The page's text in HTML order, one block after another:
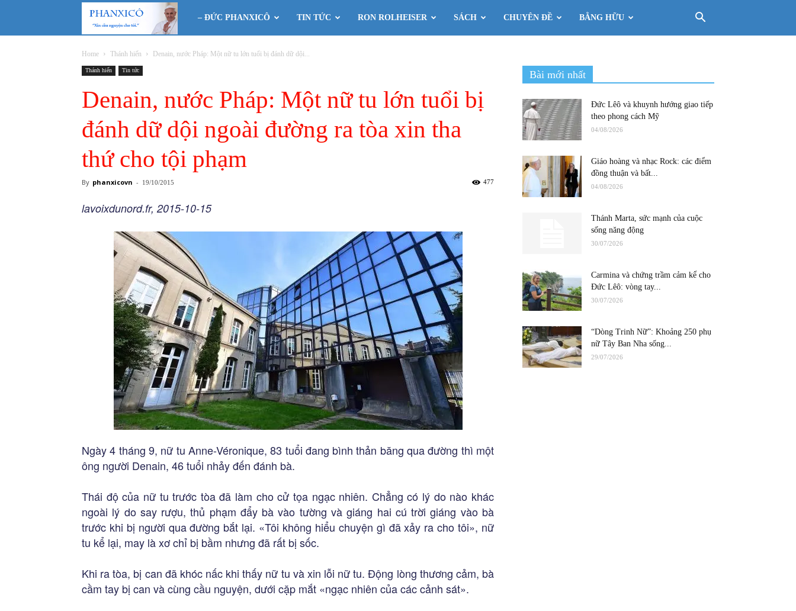
Phanxicô
– ĐỨC PHANXICÔ TIN TỨC RON ROLHEISER SÁCH CHUYÊN ĐỀ BẰNG HỮU
Home Thánh hiến Denain, nước Pháp: Một nữ tu lớn tuổi bị đánh dữ dội...
Thánh hiến Tin tức
Denain, nước Pháp: Một nữ tu lớn tuổi bị
đánh dữ dội ngoài đường ra tòa xin tha
thứ cho tội phạm
By phanxicovn - 19/10/2015 477
lavoixdunord.fr, 2015-10-15
Ngày 4 tháng 9, nữ tu Anne-Véronique, 83 tuổi đang bình thản băng qua đường thì một
ông người Denain, 46 tuổi nhảy đến đánh bà.
Thái độ của nữ tu trước tòa đã làm cho cử tọa ngạc nhiên. Chẳng có lý do nào khác
ngoài lý do say rượu, thủ phạm đẩy bà vào tường và giáng hai cú trời giáng vào bà
trước khi bị người qua đường bắt lại. «Tôi không hiểu chuyện gì đã xảy ra cho tôi», nữ
tu kể lại, may là xơ chỉ bị bầm nhưng đã rất bị sốc.
Khi ra tòa, bị can đã khóc nấc khi thấy nữ tu và xin lỗi nữ tu. Động lòng thương cảm, bà
cầm tay bị can và cùng cầu nguyện, dưới cặp mắt «ngạc nhiên của các cảnh sát».
Bài mới nhất
Đức Lêô và khuynh hướng giao tiếp
theo phong cách Mỹ
04/08/2026
Giáo hoàng và nhạc Rock: các điểm
đồng thuận và bất...
04/08/2026
Thánh Marta, sức mạnh của cuộc
sống năng động
30/07/2026
Carmina và chứng trầm cảm kể cho
Đức Lêô: vòng tay...
30/07/2026
“Dòng Trinh Nữ”: Khoảng 250 phụ
nữ Tây Ban Nha sống...
29/07/2026